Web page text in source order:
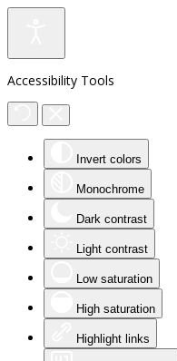
Accessibility Tools
Invert colors
Monochrome
Dark contrast
Light contrast
Low saturation
High saturation
Highlight links